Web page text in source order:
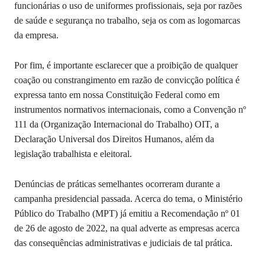
funcionárias o uso de uniformes profissionais, seja por razões
de saúde e segurança no trabalho, seja os com as logomarcas
da empresa.
Por fim, é importante esclarecer que a proibição de qualquer
coação ou constrangimento em razão de convicção política é
expressa tanto em nossa Constituição Federal como em
instrumentos normativos internacionais, como a Convenção nº
111 da (Organização Internacional do Trabalho) OIT, a
Declaração Universal dos Direitos Humanos, além da
legislação trabalhista e eleitoral.
Denúncias de práticas semelhantes ocorreram durante a
campanha presidencial passada. Acerca do tema, o Ministério
Público do Trabalho (MPT) já emitiu a Recomendação nº 01
de 26 de agosto de 2022, na qual adverte as empresas acerca
das consequências administrativas e judiciais de tal prática.